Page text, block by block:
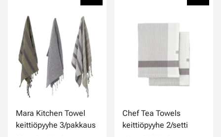
Mara Kitchen Towel
keittiöpyyhe 3/pakkaus
Chef Tea Towels
keittiöpyyhe 2/setti